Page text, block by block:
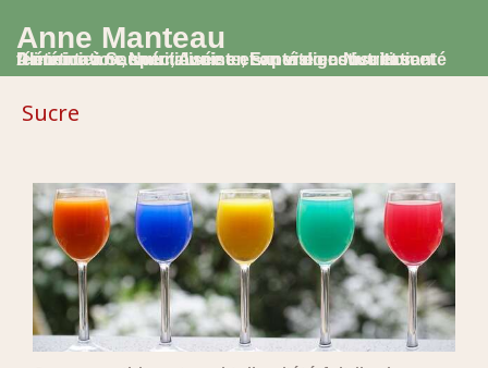
Anne Manteau
Diététicienne Nutritionniste, Experte en Nutrition et Alimentation, spécialisée en santé digestive et santé féminine à Saumur, Avoine et en visio consultation
Sucre